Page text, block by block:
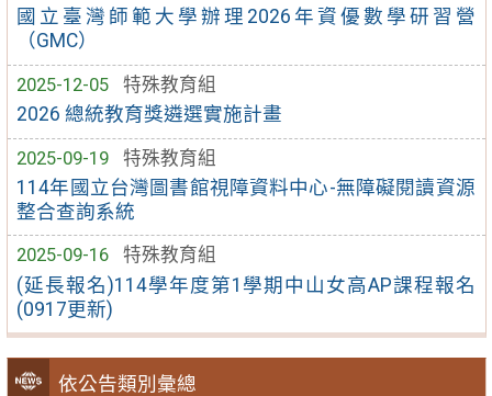
國立臺灣師範大學辦理2026年資優數學研習營
（GMC）
2025-12-05
特殊教育組
2026 總統教育獎遴選實施計畫
2025-09-19
特殊教育組
114年國立台灣圖書館視障資料中心-無障礙閱讀資源
整合查詢系統
2025-09-16
特殊教育組
(延長報名)114學年度第1學期中山女高AP課程報名
(0917更新)
依公告類別彙總